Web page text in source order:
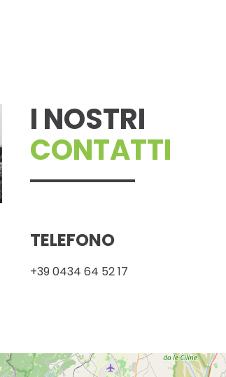
I NOSTRI
CONTATTI
TELEFONO
+39 0434 64 52 17